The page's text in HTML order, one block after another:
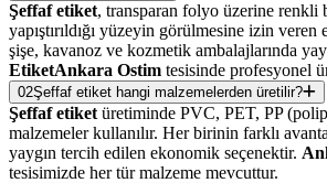
Şeffaf etiket, transparan folyo üzerine renkli
yapıştırıldığı yüzeyin görülmesine izin
şişe, kavanoz ve kozmetik ambalajlarında
EtiketAnkara Ostim tesisinde profesyonel
02Şeffaf etiket hangi malzemelerden üretilir?
Şeffaf etiket üretiminde PVC, PET, PP
malzemeler kullanılır. Her birinin farklı
yaygın tercih edilen ekonomik seçenektir.
tesisimizde her tür malzeme mevcuttur.